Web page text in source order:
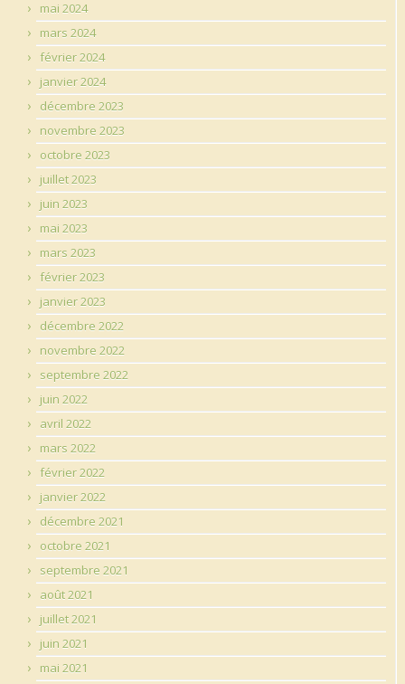
mai 2024
mars 2024
février 2024
janvier 2024
décembre 2023
novembre 2023
octobre 2023
juillet 2023
juin 2023
mai 2023
mars 2023
février 2023
janvier 2023
décembre 2022
novembre 2022
septembre 2022
juin 2022
avril 2022
mars 2022
février 2022
janvier 2022
décembre 2021
octobre 2021
septembre 2021
août 2021
juillet 2021
juin 2021
mai 2021